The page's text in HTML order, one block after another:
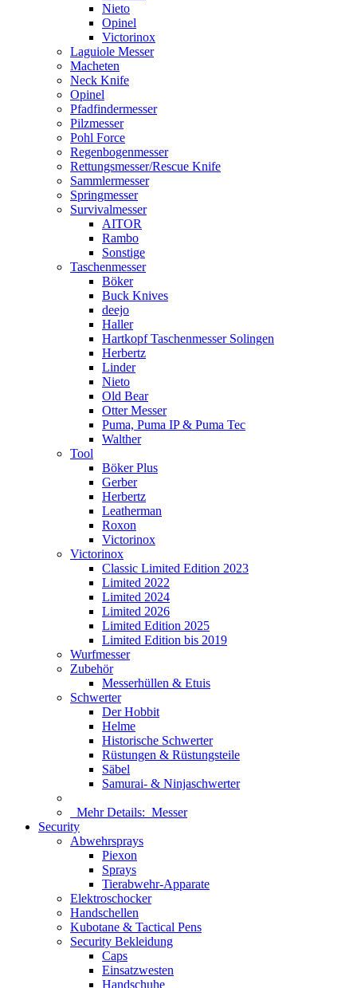
Nieto
Opinel
Victorinox
Laguiole Messer
Macheten
Neck Knife
Opinel
Pfadfindermesser
Pilzmesser
Pohl Force
Regenbogenmesser
Rettungsmesser/Rescue Knife
Sammlermesser
Springmesser
Survivalmesser
AITOR
Rambo
Sonstige
Taschenmesser
Böker
Buck Knives
deejo
Haller
Hartkopf Taschenmesser Solingen
Herbertz
Linder
Nieto
Old Bear
Otter Messer
Puma, Puma IP & Puma Tec
Walther
Tool
Böker Plus
Gerber
Herbertz
Leatherman
Roxon
Victorinox
Victorinox
Classic Limited Edition 2023
Limited 2022
Limited 2024
Limited 2026
Limited Edition 2025
Limited Edition bis 2019
Wurfmesser
Zubehör
Messerhüllen & Etuis
Schwerter
Der Hobbit
Helme
Historische Schwerter
Rüstungen & Rüstungsteile
Säbel
Samurai- & Ninjaschwerter
Mehr Details: Messer
Security
Abwehrsprays
Piexon
Sprays
Tierabwehr-Apparate
Elektroschocker
Handschellen
Kubotane & Tactical Pens
Security Bekleidung
Caps
Einsatzwesten
Handschuhe